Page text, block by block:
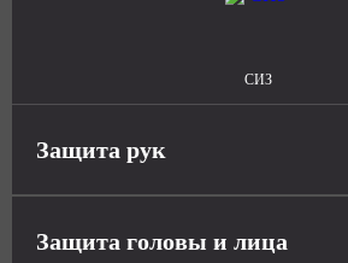
СИЗ
Защита рук
Защита головы и лица